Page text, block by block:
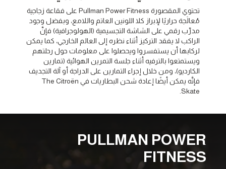
تحتوي المقصورة Pullman Power Fitness على فقاعة زجاجية
مُعالَجة حراريًا لإبراز كلا اللونين العاتم واللامع، وبفضل وجود
مدرِّب رقمي على الشاشة التجسيمية (الهولوجرافية) فإنَّ
الراكب لا يفقد التركيز أثناء نظره إلى العالم الخارجي، كما يمكن
لركابها أن يستفسروا ويحصلوا على معلومات حول رحلتهم
ويستمتعوا بالترفيه أثناء جلسة التمرين الهوائية (تمارين
الكارديو)، ومن خلال إجراء التمارين على الدراجة أو آلة التجديف
فإنَّه يمكن أيضًا إعادة شحن البطاريات في The Citroën
Skate.
PULLMAN POWER
FITNESS